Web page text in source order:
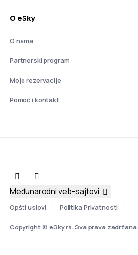
O eSky
O nama
Partnerski program
Moje rezervacije
Pomoć i kontakt
Opšti uslovi Politika Privatnosti
Copyright © eSky.rs. Sva prava zadržana.
Međunarodni veb-sajtovi